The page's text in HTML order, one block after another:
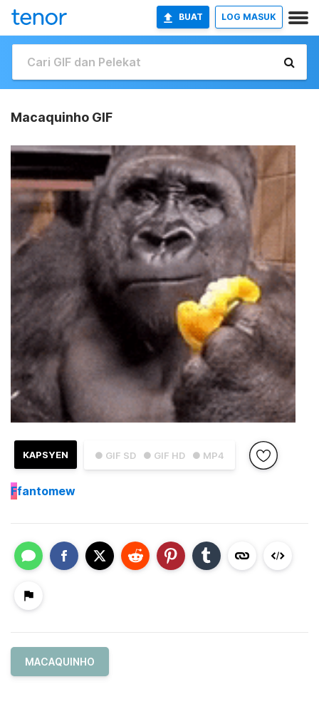
BUAT LOG MASUK
Macaquinho GIF
● GIF SD ● GIF HD ● MP4
KAPSYEN
Ffantomew
MACAQUINHO